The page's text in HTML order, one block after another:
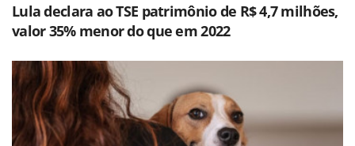
Lula declara ao TSE patrimônio de R$ 4,7 milhões,
valor 35% menor do que em 2022